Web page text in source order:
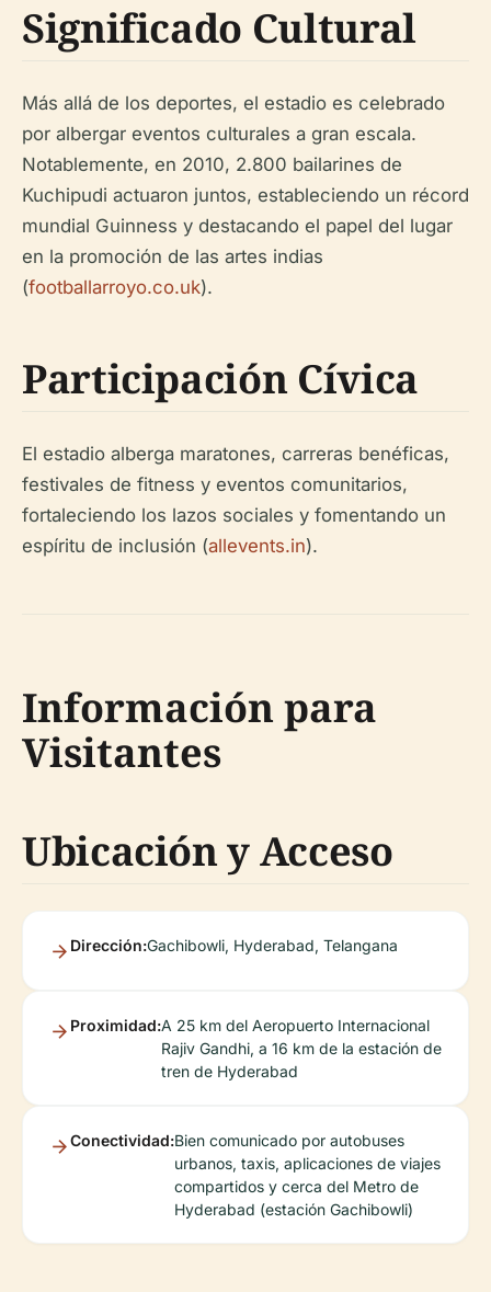
Significado Cultural
Más allá de los deportes, el estadio es celebrado
por albergar eventos culturales a gran escala.
Notablemente, en 2010, 2.800 bailarines de
Kuchipudi actuaron juntos, estableciendo un récord
mundial Guinness y destacando el papel del lugar
en la promoción de las artes indias
(footballarroyo.co.uk).
Participación Cívica
El estadio alberga maratones, carreras benéficas,
festivales de fitness y eventos comunitarios,
fortaleciendo los lazos sociales y fomentando un
espíritu de inclusión (allevents.in).
Información para
Visitantes
Ubicación y Acceso
Dirección:Gachibowli, Hyderabad, Telangana
Proximidad:A 25 km del Aeropuerto Internacional
Rajiv Gandhi, a 16 km de la estación de
tren de Hyderabad
Conectividad:Bien comunicado por autobuses
urbanos, taxis, aplicaciones de viajes
compartidos y cerca del Metro de
Hyderabad (estación Gachibowli)